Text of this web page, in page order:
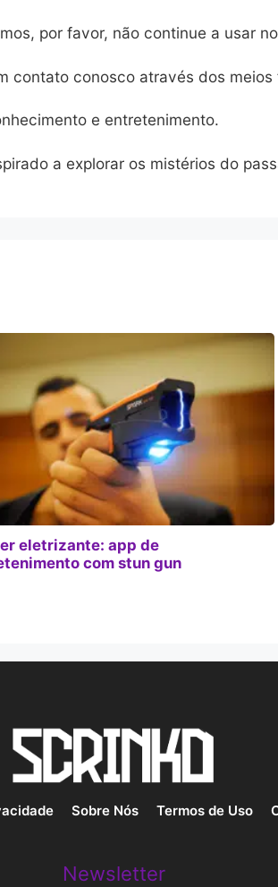
por favor, não continue a usar
contato conosco através dos
e entretenimento.
a explorar os mistérios do
eletrizante: app de
com stun gun
Sobre Nós Termos de Uso
Newsletter